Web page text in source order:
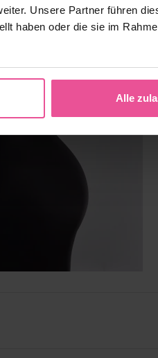
Unsere Partner führen
haben oder die sie im
Alle